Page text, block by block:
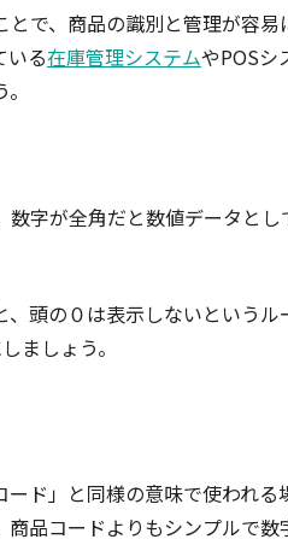
で、商品の識別と管理が容
いる在庫管理システムやPOSシ
字が全角だと数値データと
頭の０は表示しないという
ましょう。
ド」と同様の意味で使われる
品コードよりもシンプルで